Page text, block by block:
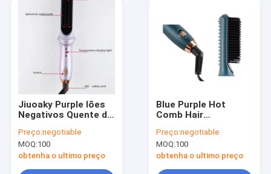
Jiuoaky Purple Iões
Negativos Quente de
Liguador Com
Construído em
Acessórios de
Preço:negotiable
MOQ:100
obtenha o ultimo preço
Blue Purple Hot
Comb Hair
Mulheres com 3
Temps 20s de
aquecimento rápido
Preço:negotiable
MOQ:100
obtenha o ultimo preço